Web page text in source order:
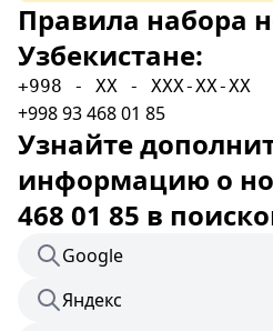
Правила набора
Узбекистане:
+998 - XX - XXX-XX-XX
+998 93 468 01 85
Узнайте
информацию о
468 01 85 в
Google
Яндекс